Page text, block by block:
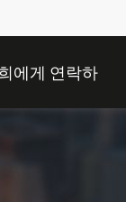
에게 연락하